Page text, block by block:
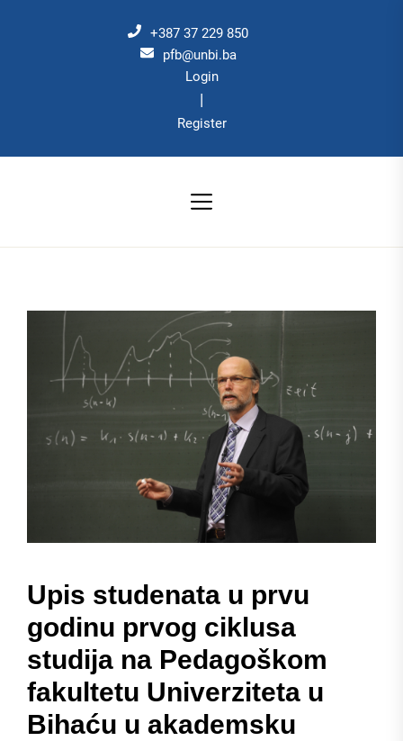
+387 37 229 850
pfb@unbi.ba
Login
|
Register
Upis studenata u prvu
godinu prvog ciklusa
studija na Pedagoškom
fakultetu Univerziteta u
Bihaću u akademsku